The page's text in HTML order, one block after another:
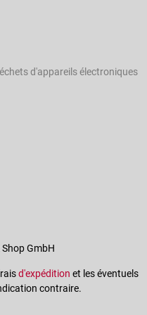
d'appareils électroniques
GmbH
d'expédition et les éventuels
contraire.